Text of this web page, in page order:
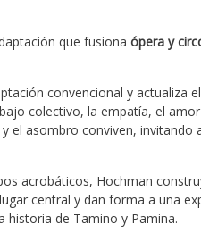
que fusiona ópera y
convencional y actualiza
colectivo, la empatía, el
el asombro conviven, invitando
acrobáticos, Hochman
central y dan forma a una
historia de Tamino y Pamina.